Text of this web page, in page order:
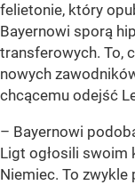
felietonie, który
Bayernowi sporą
transferowych. To,
nowych
chcącemu odejść
– Bayernowi
Ligt ogłosili swoim
Niemiec. To zwykle